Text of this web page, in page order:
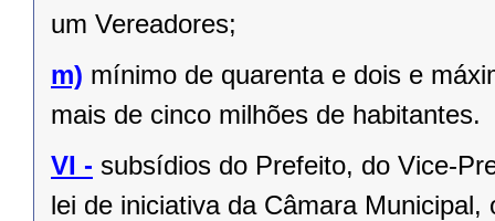
um Vereadores;
m) mínimo de quarenta e dois e
mais de cinco milhões de habitantes.
VI - subsídios do Prefeito, do Vice-
lei de iniciativa da Câmara